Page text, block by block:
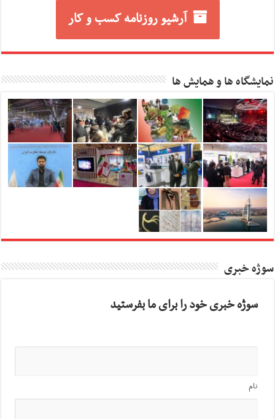
آرشیو روزنامه کسب و کار
نمایشگاه ها و همایش ها
سوژه خبری
سوژه خبری خود را برای ما بفرستید
نام